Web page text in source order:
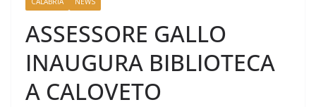
ASSESSORE GALLO
INAUGURA BIBLIOTECA
A CALOVETO